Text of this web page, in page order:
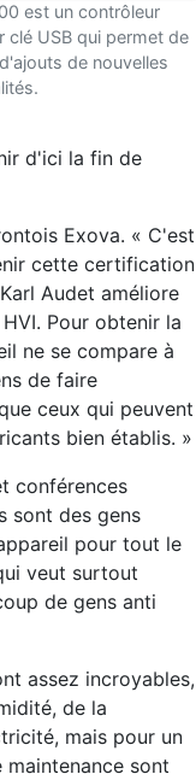
est un contrôleur
clé USB qui permet de
de nouvelles
d'ici la fin de
Exova. « C'est
cette certification
Audet améliore
Pour obtenir la
ne se compare à
de faire
ceux qui peuvent
bien établis. »
conférences
sont des gens
pour tout le
veut surtout
de gens anti
assez incroyables,
de la
mais pour un
sont